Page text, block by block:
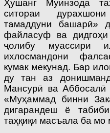
Ҳушанг Муинзода
ситораи
тамаддуни башарӣ»
файласуф ва
ҷолибу муассири
ихлосмандони
кумак мекунад. Бар
ду тан аз
Мансурӣ ва Аббосалӣ
«Муҳаммад бинни
дигарандеш ё
таҳқиқи масъала ба мо